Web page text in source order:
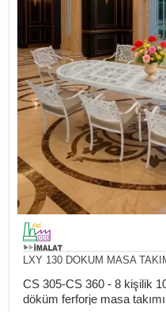
LXY 130 DOKUM MASA
CS 305-CS 360 - 8 kişilik
döküm ferforje masa